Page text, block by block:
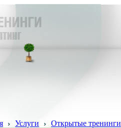
Услуги Открытые тренинги